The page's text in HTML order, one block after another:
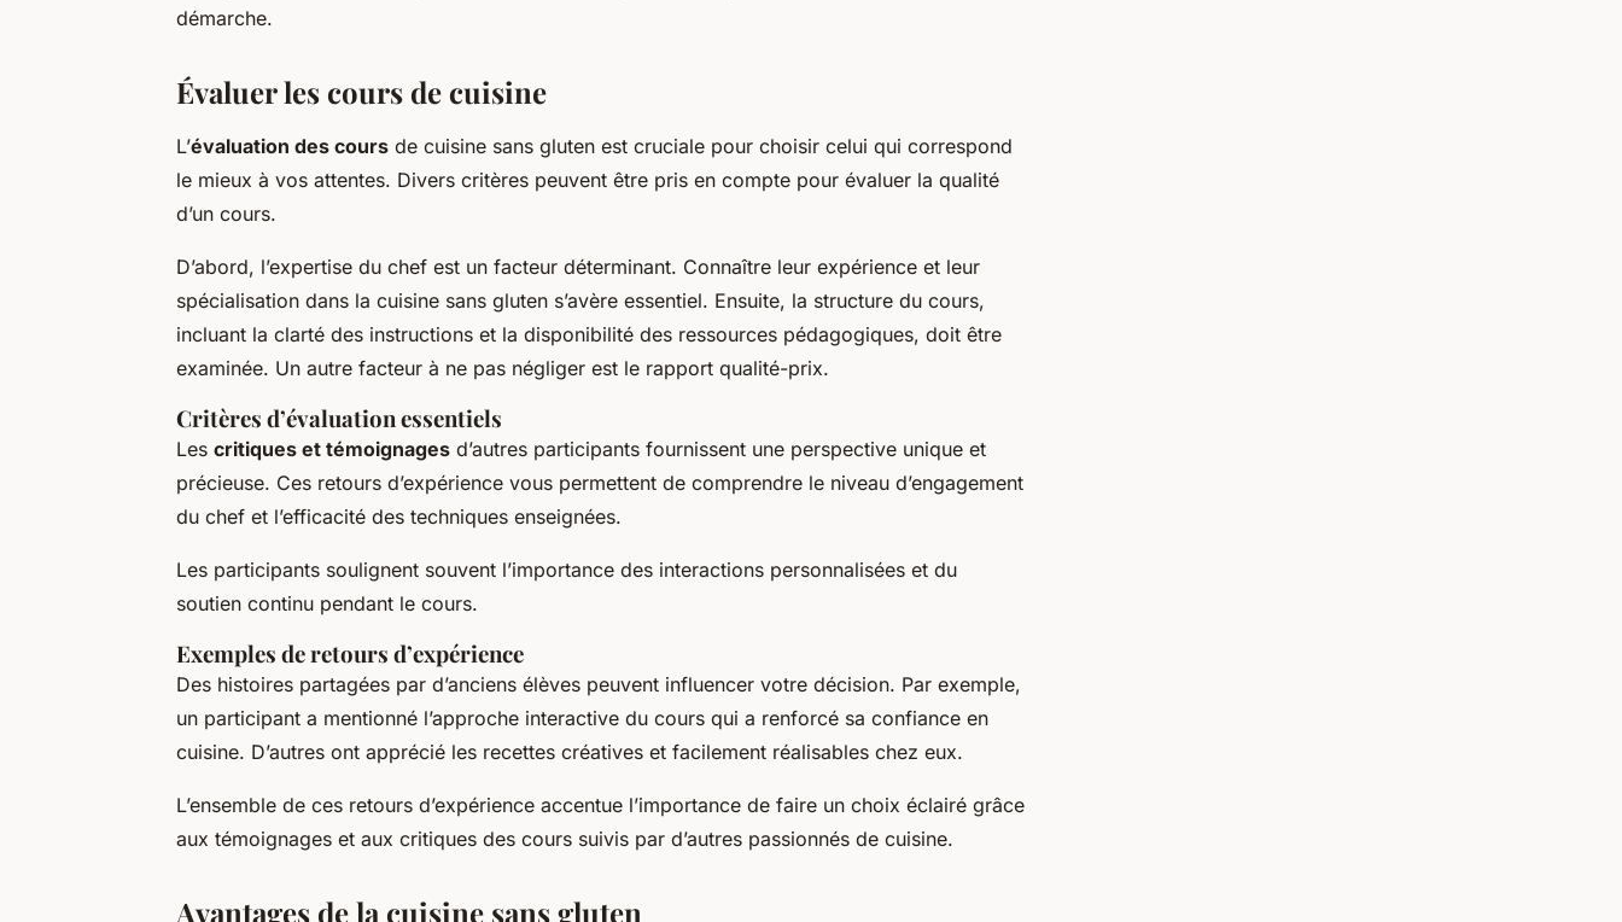
démarche.
Évaluer les cours de cuisine
L’évaluation des cours de cuisine sans gluten est cruciale pour choisir celui qui correspond
le mieux à vos attentes. Divers critères peuvent être pris en compte pour évaluer la qualité
d’un cours.
D’abord, l’expertise du chef est un facteur déterminant. Connaître leur expérience et leur
spécialisation dans la cuisine sans gluten s’avère essentiel. Ensuite, la structure du cours,
incluant la clarté des instructions et la disponibilité des ressources pédagogiques, doit être
examinée. Un autre facteur à ne pas négliger est le rapport qualité-prix.
Critères d’évaluation essentiels
Les critiques et témoignages d’autres participants fournissent une perspective unique et
précieuse. Ces retours d’expérience vous permettent de comprendre le niveau d’engagement
du chef et l’efficacité des techniques enseignées.
Les participants soulignent souvent l’importance des interactions personnalisées et du
soutien continu pendant le cours.
Exemples de retours d’expérience
Des histoires partagées par d’anciens élèves peuvent influencer votre décision. Par exemple,
un participant a mentionné l’approche interactive du cours qui a renforcé sa confiance en
cuisine. D’autres ont apprécié les recettes créatives et facilement réalisables chez eux.
L’ensemble de ces retours d’expérience accentue l’importance de faire un choix éclairé grâce
aux témoignages et aux critiques des cours suivis par d’autres passionnés de cuisine.
Avantages de la cuisine sans gluten